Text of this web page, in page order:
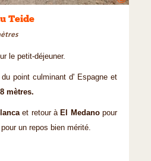
Teide
le petit-déjeuner.
point culminant d' Espagne et
mètres.
et retour à El Medanopour
un repos bien mérité.